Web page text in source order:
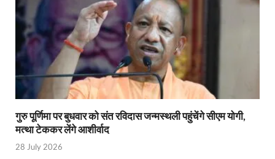
Women E Rickshaw Pilots: यूपी में तैयार हो रही
Mann Ki Baat: प्रधानमंत्री नरेंद्र मोदी ने देशवासियों को
Jewar International Airport: यूपी में विकास अब घोषणा
UP Anganwadi: मुख्यमंत्री योगी आदित्यनाथ को
MMMUT Girls Hostel: एमएमएमयूटी में साइबर फोरेंसिक
गुरु पूर्णिमा पर बुधवार को संत रविदास जन्मस्थली पहुंचेंगे सीएम योगी,
मत्था टेककर लेंगे आशीर्वाद
28 July 2026